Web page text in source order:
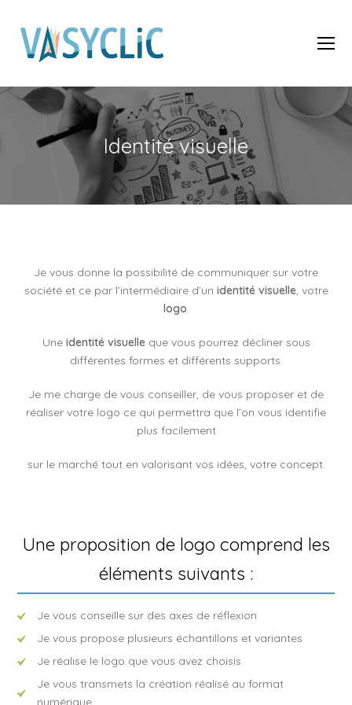
Identité visuelle
Je vous donne la possibilité de communiquer sur votre
société et ce par l’intermédiaire d’un identité visuelle, votre
logo.
Une identité visuelleque vous pourrez décliner sous
différentes formes et différents supports.
Je me charge de vous conseiller, de vous proposer et de
réaliser votre logo ce qui permettra que l’on vous identifie
plus facilement
sur le marché tout en valorisant vos idées, votre concept.
Une proposition de logo comprend les
éléments suivants :
Je vous conseille sur des axes de réflexion
Je vous propose plusieurs échantillons et variantes
Je réalise le logo que vous avez choisis
Je vous transmets la création réalisé au format
numérique